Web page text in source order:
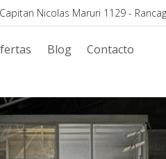
Capitan Nicolas Maruri 1129 -
Blog Contacto